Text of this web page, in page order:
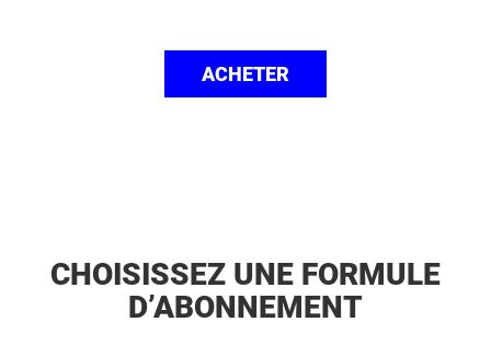
ACHETER
CHOISISSEZ UNE FORMULE
D’ABONNEMENT